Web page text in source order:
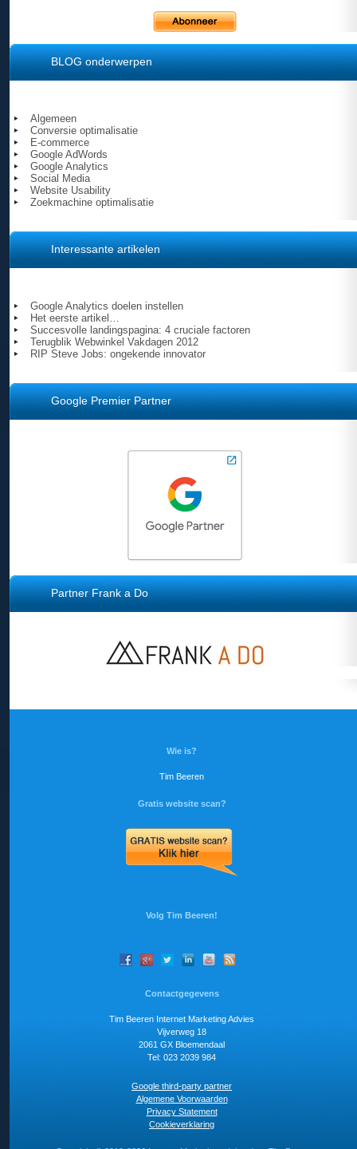
BLOG onderwerpen
Algemeen
Conversie optimalisatie
E-commerce
Google AdWords
Google Analytics
Social Media
Website Usability
Zoekmachine optimalisatie
Interessante artikelen
Google Analytics doelen instellen
Het eerste artikel…
Succesvolle landingspagina: 4 cruciale factoren
Terugblik Webwinkel Vakdagen 2012
RIP Steve Jobs: ongekende innovator
Google Premier Partner
Partner Frank a Do
Wie is?
Tim Beeren
Gratis website scan?
Volg Tim Beeren!
Contactgegevens
Tim Beeren Internet Marketing Advies
Vijverweg 18
2061 GX Bloemendaal
Tel: 023 2039 984
Google third-party partner
Algemene Voorwaarden
Privacy Statement
Cookieverklaring